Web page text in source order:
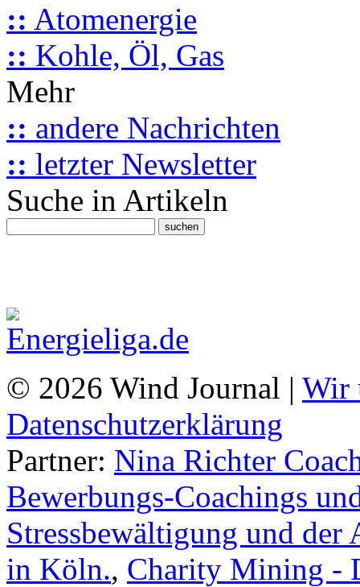
:: Atomenergie
:: Kohle, Öl, Gas
Mehr
:: andere Nachrichten
:: letzter Newsletter
Suche in Artikeln
© 2026 Wind Journal | Wir
Datenschutzerklärung
Partner: Nina Richter
Bewerbungs-Coachings
Stressbewältigung und
in Köln., Charity Mining -